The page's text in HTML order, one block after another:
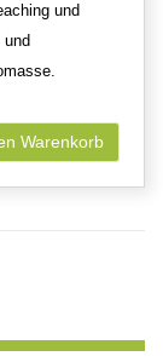
und
und
Warenkorb